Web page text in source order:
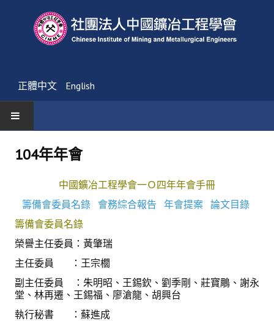
正體中文 English
活動通告
友會消息
學會簡介
理事長的話
104年年會
中國鑛冶工程學會一Ｏ四年年會手冊
籌備會委員名錄 會務綜合報告 年會提案 論文目錄
籌備會委員名錄
榮譽主任委員：黃肇瑞
主任委員 ：王宗櫚
副主任委員 ：朱明昭、王錫欽、劉季剛、莊寶鵰、謝永
堂、林再遷、王錫福、廖滄龍、胡興台
執行秘書 ：蘇進成